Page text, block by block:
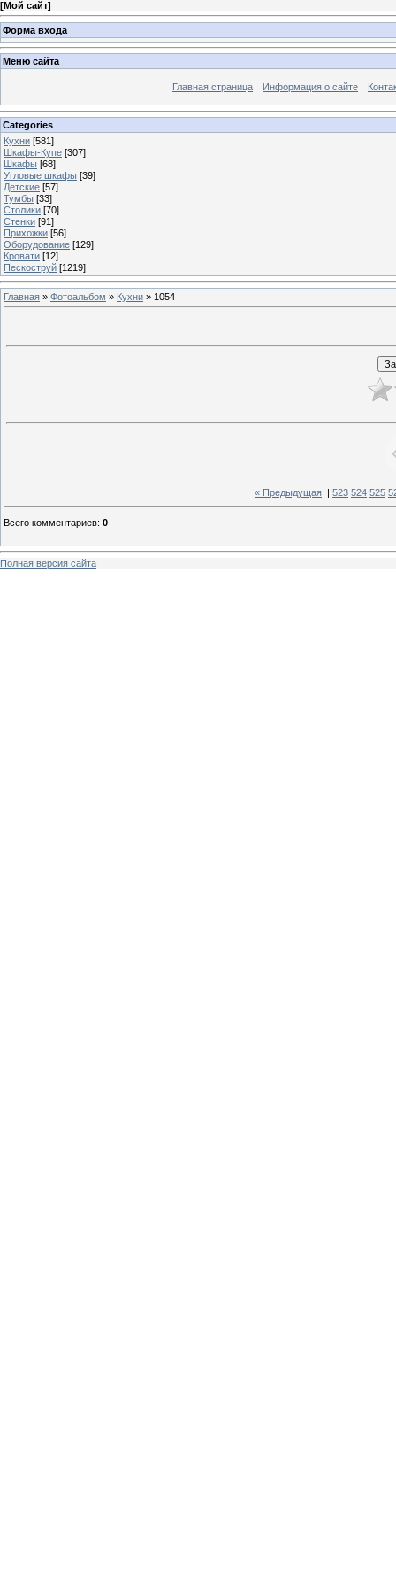
[Мой сайт]
Форма входа
Меню сайта
Главная страница Информация о сайте
Categories
Кухни [581]
Шкафы-Купе [307]
Шкафы [68]
Угловые шкафы [39]
Детские [57]
Тумбы [33]
Столики [70]
Стенки [91]
Прихожки [56]
Оборудование [129]
Кровати [12]
Пескоструй [1219]
Главная » Фотоальбом » Кухни » 1054
« Предыдущая 523 524 525
Всего комментариев: 0
Полная версия сайта